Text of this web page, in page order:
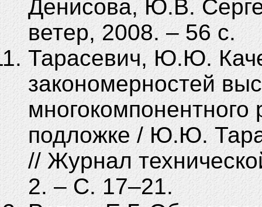
Денисова, Ю.В.
ветер, 2008. – 56 с.
Тарасевич, Ю.Ю.
закономерностей
многокомпонентного
подложке / Ю.Ю.
// Журнал
2. – С. 17–21.